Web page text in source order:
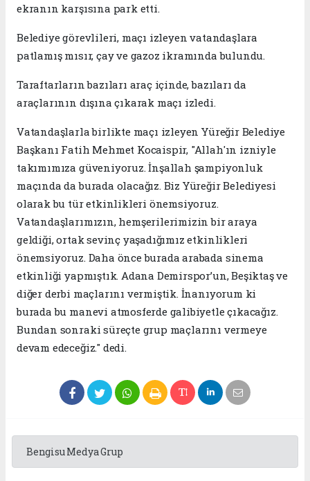
ekranın karşısına park etti.
Belediye görevlileri, maçı izleyen vatandaşlara
patlamış mısır, çay ve gazoz ikramında bulundu.
Taraftarların bazıları araç içinde, bazıları da
araçlarının dışına çıkarak maçı izledi.
Vatandaşlarla birlikte maçı izleyen Yüreğir Belediye
Başkanı Fatih Mehmet Kocaispir, "Allah'ın izniyle
takımımıza güveniyoruz. İnşallah şampiyonluk
maçında da burada olacağız. Biz Yüreğir Belediyesi
olarak bu tür etkinlikleri önemsiyoruz.
Vatandaşlarımızın, hemşerilerimizin bir araya
geldiği, ortak sevinç yaşadığımız etkinlikleri
önemsiyoruz. Daha önce burada arabada sinema
etkinliği yapmıştık. Adana Demirspor’un, Beşiktaş ve
diğer derbi maçlarını vermiştik. İnanıyorum ki
burada bu manevi atmosferde galibiyetle çıkacağız.
Bundan sonraki süreçte grup maçlarını vermeye
devam edeceğiz." dedi.
Bengisu Medya Grup